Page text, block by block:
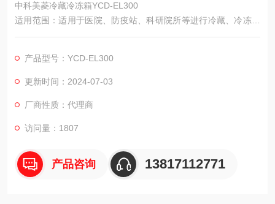
中科美菱冷藏冷冻箱YCD-EL300
适用范围：适用于医院、防疫站、科研院所等进行冷藏、冷冻储
存物品。
存血浆、试剂及各种需要冷冻储存的物品。适用于医院、卫生
所、疾病预防控制中心、血站、高校实验室、冷食餐饮业等。
产品型号：YCD-EL300
更新时间：2024-07-03
厂商性质：代理商
访问量：1807
产品咨询 13817112771